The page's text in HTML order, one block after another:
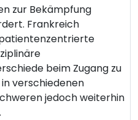
zur Bekämpfung
Frankreich
beim Zugang zu
verschiedenen
jedoch weiterhin